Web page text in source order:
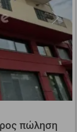
Next
πώληση